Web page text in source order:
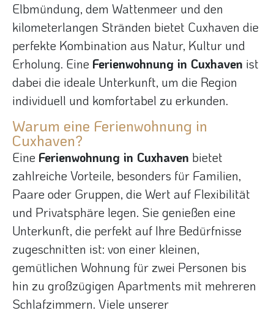
Elbmündung, dem Wattenmeer und den
kilometerlangen Stränden bietet Cuxhaven die
perfekte Kombination aus Natur, Kultur und
Erholung. Eine Ferienwohnung in Cuxhaven ist
dabei die ideale Unterkunft, um die Region
individuell und komfortabel zu erkunden.
Warum eine Ferienwohnung in
Cuxhaven?
Eine Ferienwohnung in Cuxhaven bietet
zahlreiche Vorteile, besonders für Familien,
Paare oder Gruppen, die Wert auf Flexibilität
und Privatsphäre legen. Sie genießen eine
Unterkunft, die perfekt auf Ihre Bedürfnisse
zugeschnitten ist: von einer kleinen,
gemütlichen Wohnung für zwei Personen bis
hin zu großzügigen Apartments mit mehreren
Schlafzimmern. Viele unserer